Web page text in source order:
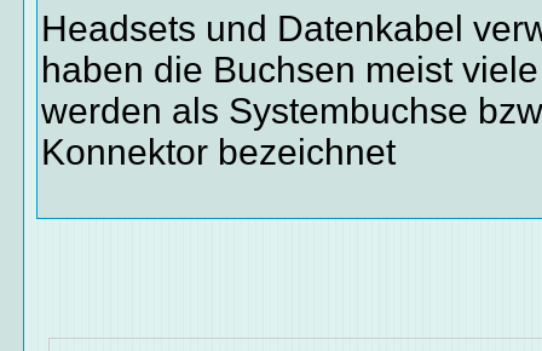
Headsets und Datenkabel
haben die Buchsen meist
werden als Systembuchse
Konnektor bezeichnet